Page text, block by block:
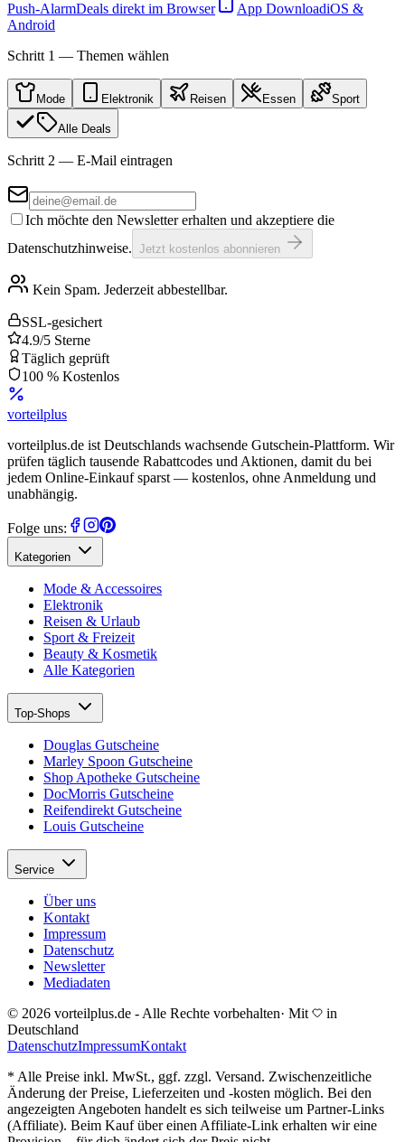
Push-AlarmDeals direkt im Browser App DownloadiOS &
Android
Schritt 1 — Themen wählen
Mode Elektronik Reisen Essen Sport
Alle Deals
Schritt 2 — E-Mail eintragen
Ich möchte den Newsletter erhalten und akzeptiere die
Datenschutzhinweise. Jetzt kostenlos abonnieren
Kein Spam. Jederzeit abbestellbar.
SSL-gesichert
4.9/5 Sterne
Täglich geprüft
100 % Kostenlos
vorteilplus
vorteilplus.de ist Deutschlands wachsende Gutschein-Plattform. Wir
prüfen täglich tausende Rabattcodes und Aktionen, damit du bei
jedem Online-Einkauf sparst — kostenlos, ohne Anmeldung und
unabhängig.
Folge uns:
Kategorien
Mode & Accessoires
Elektronik
Reisen & Urlaub
Sport & Freizeit
Beauty & Kosmetik
Alle Kategorien
Top-Shops
Douglas Gutscheine
Marley Spoon Gutscheine
Shop Apotheke Gutscheine
DocMorris Gutscheine
Reifendirekt Gutscheine
Louis Gutscheine
Service
Über uns
Kontakt
Impressum
Datenschutz
Newsletter
Mediadaten
© 2026 vorteilplus.de - Alle Rechte vorbehalten· Mit
in
Deutschland
DatenschutzImpressumKontakt
* Alle Preise inkl. MwSt., ggf. zzgl. Versand. Zwischenzeitliche
Änderung der Preise, Lieferzeiten und -kosten möglich. Bei den
angezeigten Angeboten handelt es sich teilweise um Partner-Links
(Affiliate). Beim Kauf über einen Affiliate-Link erhalten wir eine